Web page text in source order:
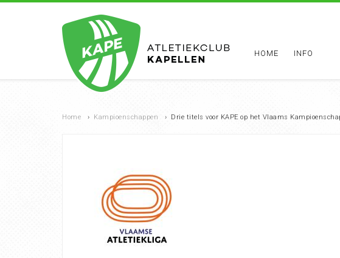
HOME INFO
Home › Kampioenschappen › Drie titels voor KAPE op het Vlaams